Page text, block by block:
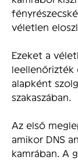
véletlen
Ezeket a
leellenőrizték
alapként
szakaszában.
Az első
amikor DNS
kamrában. A